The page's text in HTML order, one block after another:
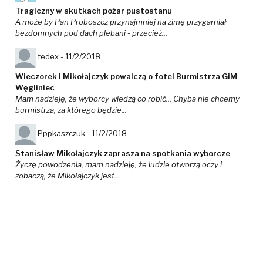
Tragiczny w skutkach pożar pustostanu
A może by Pan Proboszcz przynajmniej na zimę przygarniał
bezdomnych pod dach plebani - przecież...
tedex - 11/2/2018
Wieczorek i Mikołajczyk powalczą o fotel Burmistrza GiM
Węgliniec
Mam nadzieję, że wyborcy wiedzą co robić... Chyba nie chcemy
burmistrza, za którego będzie...
Pppkaszczuk - 11/2/2018
Stanisław Mikołajczyk zaprasza na spotkania wyborcze
Życzę powodzenia, mam nadzieję, że ludzie otworzą oczy i
zobaczą, że Mikołajczyk jest...